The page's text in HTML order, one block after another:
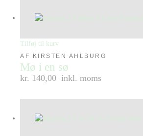
Tilføj til kurv
AF KIRSTEN AHLBURG
Mø i en sø
kr. 140,00 inkl. moms